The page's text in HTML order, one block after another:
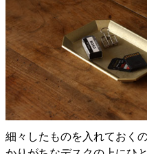
細々したものを入れておく